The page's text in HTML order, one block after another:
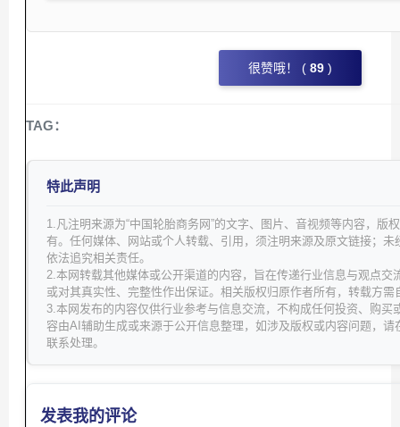
很赞哦！ ( 89 )
TAG：
特此声明
1.凡注明来源为“中国轮胎商务网”的文字、图片、音视频等内容，版
有。任何媒体、网站或个人转载、引用，须注明来源及原文链接；未
依法追究相关责任。
2.本网转载其他媒体或公开渠道的内容，旨在传递行业信息与观点交
或对其真实性、完整性作出保证。相关版权归原作者所有，转载方需
3.本网发布的内容仅供行业参考与信息交流，不构成任何投资、购买
容由AI辅助生成或来源于公开信息整理，如涉及版权或内容问题，请
联系处理。
发表我的评论